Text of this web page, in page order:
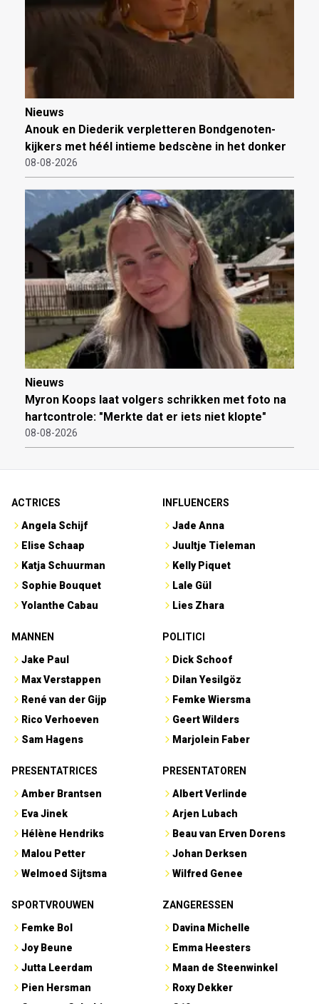
Nieuws
Anouk en Diederik verpletteren Bondgenoten-
kijkers met héél intieme bedscène in het donker
08-08-2026
Nieuws
Myron Koops laat volgers schrikken met foto na
hartcontrole: "Merkte dat er iets niet klopte"
08-08-2026
ACTRICES
Angela Schijf
Elise Schaap
Katja Schuurman
Sophie Bouquet
Yolanthe Cabau
INFLUENCERS
Jade Anna
Juultje Tieleman
Kelly Piquet
Lale Gül
Lies Zhara
MANNEN
Jake Paul
Max Verstappen
René van der Gijp
Rico Verhoeven
Sam Hagens
POLITICI
Dick Schoof
Dilan Yesilgöz
Femke Wiersma
Geert Wilders
Marjolein Faber
PRESENTATRICES
Amber Brantsen
Eva Jinek
Hélène Hendriks
Malou Petter
Welmoed Sijtsma
PRESENTATOREN
Albert Verlinde
Arjen Lubach
Beau van Erven Dorens
Johan Derksen
Wilfred Genee
SPORTVROUWEN
Femke Bol
Joy Beune
Jutta Leerdam
Pien Hersman
ZANGERESSEN
Davina Michelle
Emma Heesters
Maan de Steenwinkel
Roxy Dekker